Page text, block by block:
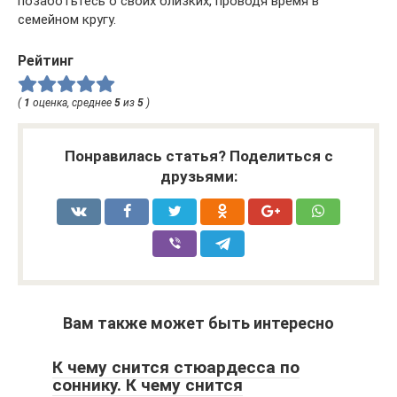
семейном кругу.
Рейтинг
( 1 оценка, среднее 5 из 5 )
Понравилась статья? Поделиться с
друзьями:
Вам также может быть интересно
К чему снится стюардесса по
соннику. К чему снится